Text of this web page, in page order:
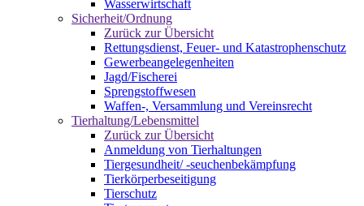
Wasserwirtschaft
Sicherheit/Ordnung
Zurück zur Übersicht
Rettungsdienst, Feuer- und Katastrophenschutz
Gewerbeangelegenheiten
Jagd/Fischerei
Sprengstoffwesen
Waffen-, Versammlung und Vereinsrecht
Tierhaltung/Lebensmittel
Zurück zur Übersicht
Anmeldung von Tierhaltungen
Tiergesundheit/ -seuchenbekämpfung
Tierkörperbeseitigung
Tierschutz